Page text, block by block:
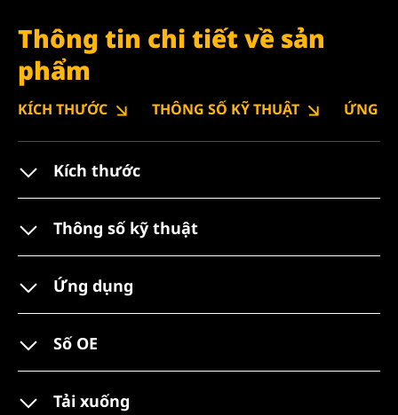
Thông tin chi tiết về sản
phẩm
KÍCH THƯỚC THÔNG SỐ KỸ THUẬT ỨNG
Kích thước
Thông số kỹ thuật
Ứng dụng
Số OE
Tải xuống